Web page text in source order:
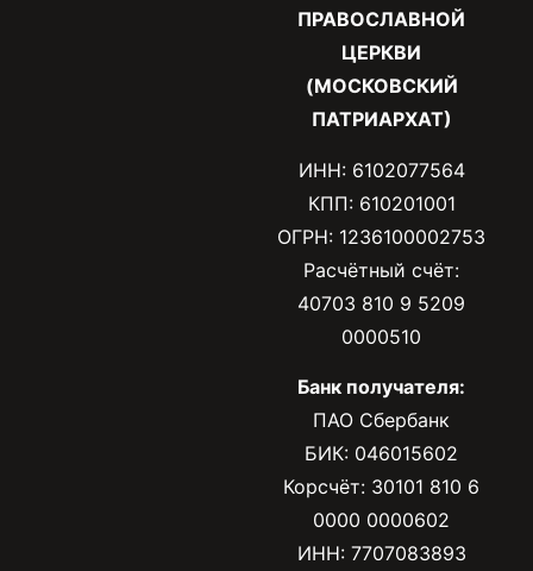
ПРАВОСЛАВНОЙ
ЦЕРКВИ
(МОСКОВСКИЙ
ПАТРИАРХАТ)
ИНН: 6102077564
КПП: 610201001
ОГРН: 1236100002753
Расчётный счёт:
40703 810 9 5209
0000510
Банк получателя:
ПАО Сбербанк
БИК: 046015602
Корсчёт: 30101 810 6
0000 0000602
ИНН: 7707083893